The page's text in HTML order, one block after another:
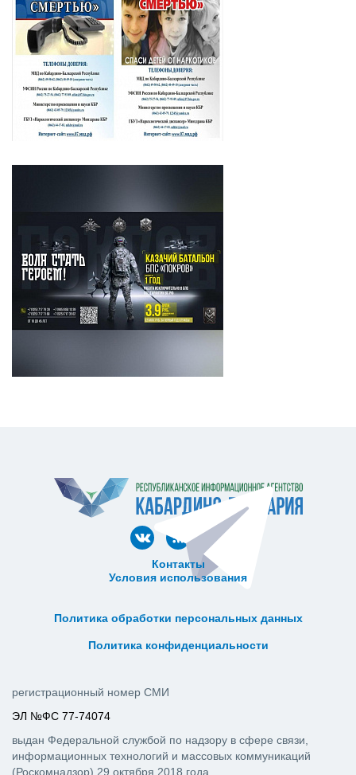
Контакты
Условия использования
Политика обработки персональных данных
Политика конфиденциальности
регистрационный номер СМИ
ЭЛ №ФС 77-74074
выдан Федеральной службой по надзору в сфере связи,
информационных технологий и массовых коммуникаций
(Роскомнадзор) 29 октября 2018 года